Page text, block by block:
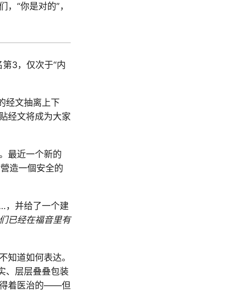
“你是对的”，
3，仅次于“内
经文抽离上下
经文将成为大家
最近一个新的
造一個安全的
，并给了一个建
已经在福音里有
知道如何表达。
、层层叠叠包装
得着医治的——但